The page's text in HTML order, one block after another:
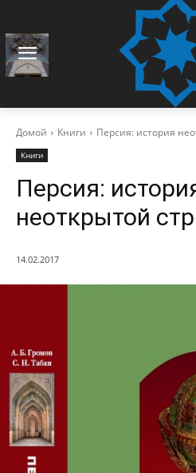
Домой Книги Персия: история
Книги
Персия:
неоткрытой
14.02.2017